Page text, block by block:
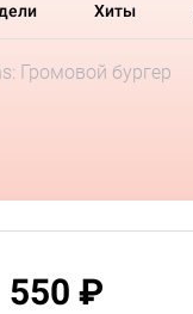
Хиты
Громовой бургер
550 ₽